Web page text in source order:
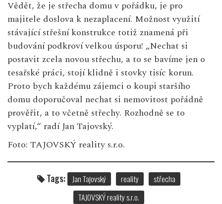
Vědět, že je střecha domu v pořádku, je pro
majitele doslova k nezaplacení. Možnost využití
stávající střešní konstrukce totiž znamená při
budování podkroví velkou úsporu! „Nechat si
postavit zcela novou střechu, a to se bavíme jen o
tesařské práci, stojí klidně i stovky tisíc korun.
Proto bych každému zájemci o koupi staršího
domu doporučoval nechat si nemovitost pořádně
prověřit, a to včetně střechy. Rozhodně se to
vyplatí,“ radí Jan Tajovský.
Foto: TAJOVSKÝ reality s.r.o.
Tags: Jan Tajovský reality
střecha
TAJOVSKÝ reality s.r.o.